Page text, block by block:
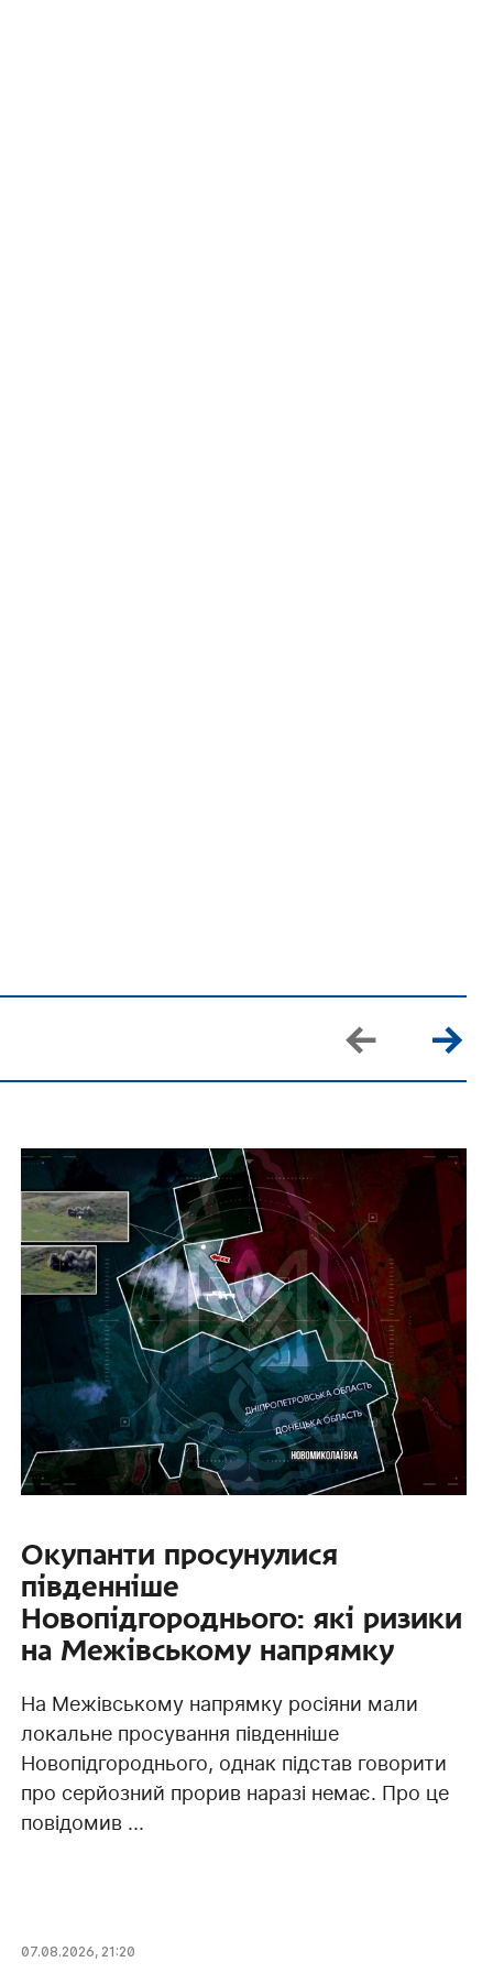
Окупанти просунулися
південніше
Новопідгороднього: які ризики
на Межівському напрямку
На Межівському напрямку росіяни мали
локальне просування південніше
Новопідгороднього, однак підстав говорити
про серйозний прорив наразі немає. Про це
повідомив ...
07.08.2026, 21:20